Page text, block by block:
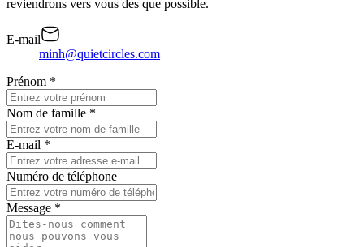
reviendrons vers vous dès que possible.
E-mail
minh@quietcircles.com
Prénom *
Nom de famille *
E-mail *
Numéro de téléphone
Message *